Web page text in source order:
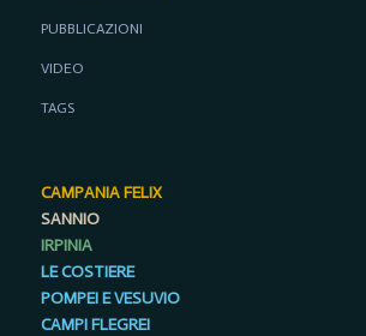
PUBBLICAZIONI
VIDEO
TAGS
CAMPANIA FELIX
SANNIO
IRPINIA
LE COSTIERE
POMPEI E VESUVIO
CAMPI FLEGREI